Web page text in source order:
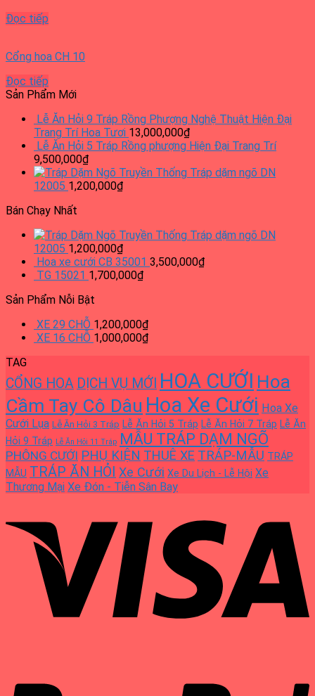
Đọc tiếp
Cổng hoa CH 10
Đọc tiếp
Sản Phẩm Mới
Lễ Ăn Hỏi 9 Tráp Rồng Phượng Nghệ Thuật Hiện Đại
Trang Trí Hoa Tươi 13,000,000₫
Lễ Ăn Hỏi 5 Tráp Rồng phượng Hiện Đại Trang Trí
9,500,000₫
Tráp dặm ngõ DN
12005 1,200,000₫
Bán Chạy Nhất
Tráp dặm ngõ DN
12005 1,200,000₫
Hoa xe cưới CB 35001 3,500,000₫
TG 15021 1,700,000₫
Sản Phẩm Nỗi Bật
XE 29 CHỖ 1,200,000₫
XE 16 CHỖ 1,000,000₫
TAG
CỔNG HOA DỊCH VỤ MỚI HOA CƯỚI Hoa
Cầm Tay Cô Dâu Hoa Xe Cưới Hoa Xe
Cưới Lụa Lễ Ăn Hỏi 3 Tráp Lễ Ăn Hỏi 5 Tráp Lễ Ăn Hỏi 7 Tráp Lễ Ăn
Hỏi 9 Tráp Lễ Ăn Hỏi 11 Tráp MẪU TRÁP DẠM NGÕ
PHÔNG CƯỚI PHỤ KIỆN THUÊ XE TRÁP-MẪU TRÁP
MẪU TRÁP ĂN HỎI Xe Cưới Xe Du Lịch - Lễ Hội Xe
Thương Mại Xe Đón - Tiễn Sân Bay